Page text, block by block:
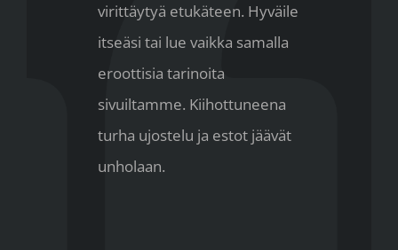
virittäytyä etukäteen. Hyväile
itseäsi tai lue vaikka samalla
eroottisia tarinoita
sivuiltamme. Kiihottuneena
turha ujostelu ja estot jäävät
unholaan.